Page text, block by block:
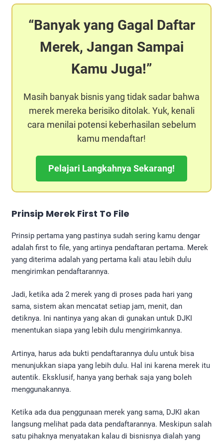
Banyak yang Gagal Daftar
Merek, Jangan Sampai
Kamu Juga!
Masih banyak bisnis yang tidak sadar bahwa
merek mereka berisiko ditolak. Yuk, kenali
cara menilai potensi keberhasilan sebelum
kamu mendaftar!
Pelajari Langkahnya Sekarang!
Prinsip Merek First To File
Prinsip pertama yang pastinya sudah sering kamu dengar
adalah first to file, yang artinya pendaftaran pertama. Merek
yang diterima adalah yang pertama kali atau lebih dulu
mengirimkan pendaftarannya.
Jadi, ketika ada 2 merek yang di proses pada hari yang
sama, sistem akan mencatat setiap jam, menit, dan
detiknya. Ini nantinya yang akan di gunakan untuk DJKI
menentukan siapa yang lebih dulu mengirimkannya.
Artinya, harus ada bukti pendaftarannya dulu untuk bisa
menunjukkan siapa yang lebih dulu. Hal ini karena merek itu
autentik. Eksklusif, hanya yang berhak saja yang boleh
menggunakannya.
Ketika ada dua penggunaan merek yang sama, DJKI akan
langsung melihat pada data pendaftarannya. Meskipun salah
satu pihaknya menyatakan kalau di bisnisnya dialah yang